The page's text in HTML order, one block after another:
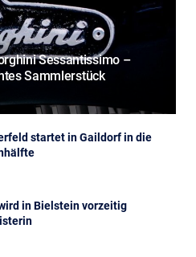
Sessantissimo –
Sammlerstück
startet in Gaildorf in die
in Bielstein vorzeitig